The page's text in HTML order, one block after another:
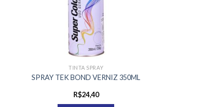
TINTA SPRAY
SPRAY TEK BOND VERNIZ 350ML
R$24,40